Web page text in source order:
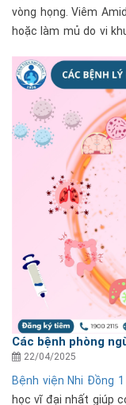
vòng họng. Viêm
hoặc làm mủ do vi
Các bệnh phòng
22/04/2025
Bệnh viện Nhi Đồng 1
học vĩ đại nhất giúp